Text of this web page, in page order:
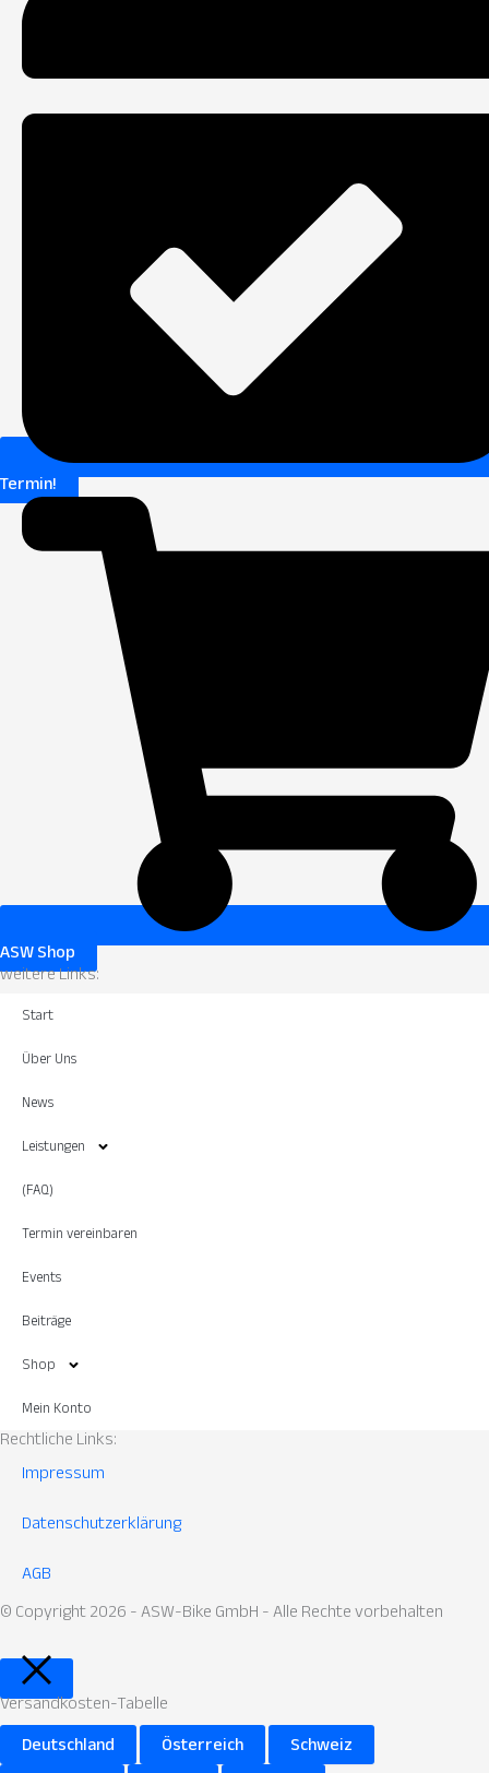
Termin!
ASW Shop
weitere Links:
Start
Über Uns
News
Leistungen
(FAQ)
Termin vereinbaren
Events
Beiträge
Shop
Mein Konto
Rechtliche Links:
Impressum
Datenschutzerklärung
AGB
© Copyright 2026 - ASW-Bike GmbH - Alle Rechte vorbehalten
Versandkosten-Tabelle
Deutschland Österreich Schweiz